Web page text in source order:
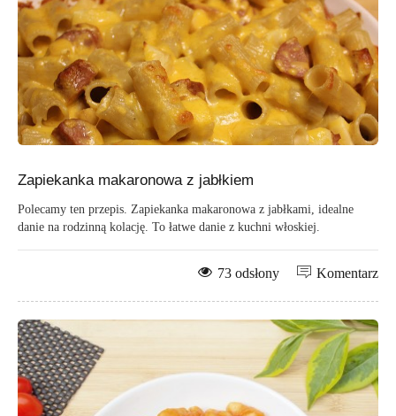
Zapiekanka makaronowa z jabłkiem
Polecamy ten przepis. Zapiekanka makaronowa z jabłkami, idealne
danie na rodzinną kolację. To łatwe danie z kuchni włoskiej.
Komentarz
73 odsłony